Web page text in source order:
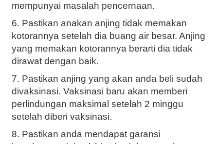
mempunyai masalah pencernaan.
6. Pastikan anakan anjing tidak memakan
kotorannya setelah dia buang air besar. Anjing
yang memakan kotorannya berarti dia tidak
dirawat dengan baik.
7. Pastikan anjing yang akan anda beli sudah
divaksinasi. Vaksinasi baru akan memberi
perlindungan maksimal setelah 2 minggu
setelah diberi vaksinasi.
8. Pastikan anda mendapat garansi